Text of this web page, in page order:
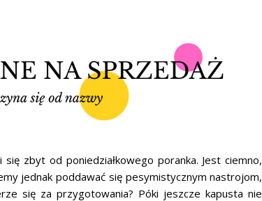
zbyt od poniedziałkowego poranka. Jest ciemno,
jednak poddawać się pesymistycznym nastrojom,
się za przygotowania? Póki jeszcze kapusta nie